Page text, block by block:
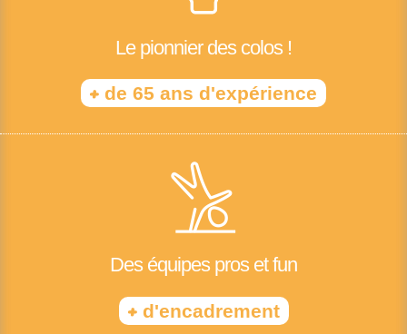
Le pionnier des colos !
+ de 65 ans d'expérience
Des équipes pros et fun
+d'encadrement